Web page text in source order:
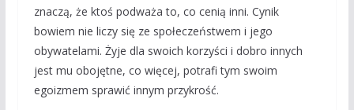
znaczą, że ktoś podważa to, co cenią inni. Cynik
bowiem nie liczy się ze społeczeństwem i jego
obywatelami. Żyje dla swoich korzyści i dobro innych
jest mu obojętne, co więcej, potrafi tym swoim
egoizmem sprawić innym przykrość.